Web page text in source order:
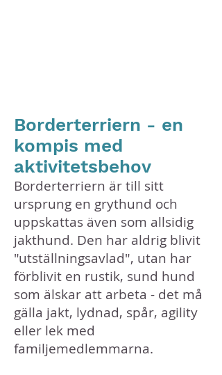
Borderterriern - en
kompis med
aktivitetsbehov
Borderterriern är till sitt
ursprung en grythund och
uppskattas även som allsidig
jakthund. Den har aldrig blivit
"utställningsavlad", utan har
förblivit en rustik, sund hund
som älskar att arbeta - det må
gälla jakt, lydnad, spår, agility
eller lek med
familjemedlemmarna.